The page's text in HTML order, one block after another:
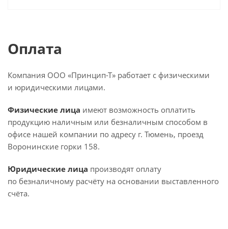
Оплата
Компания ООО «Принцип-Т» работает с физическими
и юридическими лицами.
Физические лица имеют возможность оплатить
продукцию наличным или безналичным способом в
офисе нашей компании по адресу г. Тюмень, проезд
Воронинские горки 158.
Юридические лица производят оплату
по безналичному расчёту на основании выставленного
счёта.